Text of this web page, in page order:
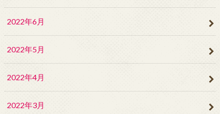
2022年6月
2022年5月
2022年4月
2022年3月